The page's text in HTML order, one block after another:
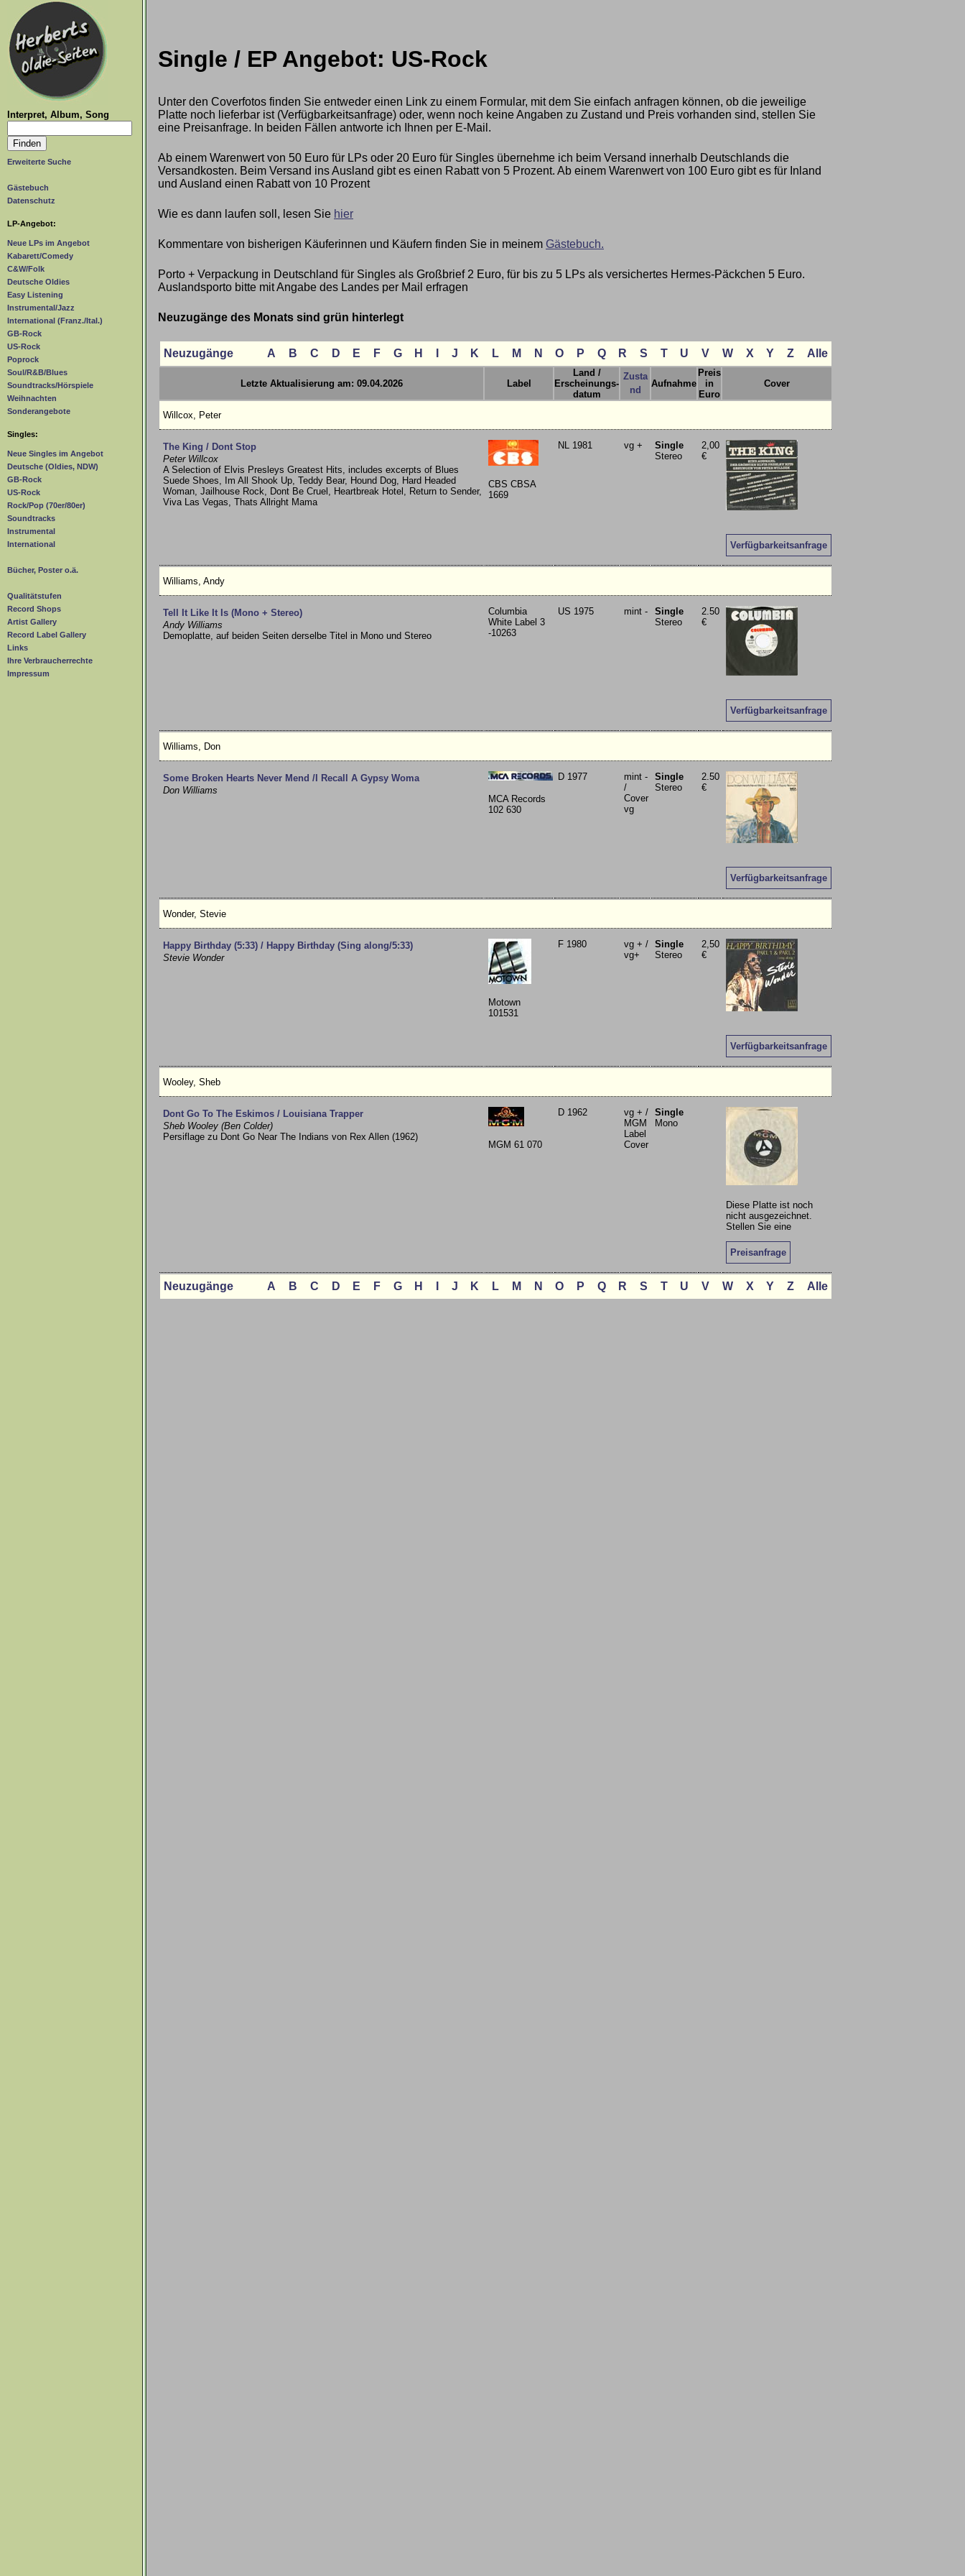
Interpret, Album, Song
Erweiterte Suche
Gästebuch
Datenschutz
LP-Angebot:
Neue LPs im Angebot
Kabarett/Comedy
C&W/Folk
Deutsche Oldies
Easy Listening
Instrumental/Jazz
International (Franz./Ital.)
GB-Rock
US-Rock
Poprock
Soul/R&B/Blues
Soundtracks/Hörspiele
Weihnachten
Sonderangebote
Singles:
Neue Singles im Angebot
Deutsche (Oldies, NDW)
GB-Rock
US-Rock
Rock/Pop (70er/80er)
Soundtracks
Instrumental
International
Bücher, Poster o.ä.
Qualitätstufen
Record Shops
Artist Gallery
Record Label Gallery
Links
Ihre Verbraucherrechte
Impressum
Single / EP Angebot: US-Rock
Unter den Coverfotos finden Sie entweder einen Link zu einem Formular, mit dem Sie einfach anfragen können, ob die jeweilige
Platte noch lieferbar ist (Verfügbarkeitsanfrage) oder, wenn noch keine Angaben zu Zustand und Preis vorhanden sind, stellen Sie
eine Preisanfrage. In beiden Fällen antworte ich Ihnen per E-Mail.
Ab einem Warenwert von 50 Euro für LPs oder 20 Euro für Singles übernehme ich beim Versand innerhalb Deutschlands die
Versandkosten. Beim Versand ins Ausland gibt es einen Rabatt von 5 Prozent. Ab einem Warenwert von 100 Euro gibt es für Inland
und Ausland einen Rabatt von 10 Prozent
Wie es dann laufen soll, lesen Sie hier
Kommentare von bisherigen Käuferinnen und Käufern finden Sie in meinem Gästebuch.
Porto + Verpackung in Deutschland für Singles als Großbrief 2 Euro, für bis zu 5 LPs als versichertes Hermes-Päckchen 5 Euro.
Auslandsporto bitte mit Angabe des Landes per Mail erfragen
Neuzugänge des Monats sind grün hinterlegt
Neuzugänge A B C D E F G H J K L M N O P Q R S T U V W X Y Z Alle
Letzte Aktualisierung am: 09.04.2026 Label
Land /
Erscheinungs-
datum
Zusta
nd
Aufnahme
Preis
in
Euro
Cover
Willcox, Peter
The King / Dont Stop
Peter Willcox
A Selection of Elvis Presleys Greatest Hits, includes excerpts of Blues
Suede Shoes, Im All Shook Up, Teddy Bear, Hound Dog, Hard Headed
Woman, Jailhouse Rock, Dont Be Cruel, Heartbreak Hotel, Return to Sender,
Viva Las Vegas, Thats Allright Mama
CBS CBSA
1669
NL 1981 vg +
Single
Stereo
2,00
€
Verfügbarkeitsanfrage
Williams, Andy
Tell It Like It Is (Mono + Stereo)
Andy Williams
Demoplatte, auf beiden Seiten derselbe Titel in Mono und Stereo
Columbia
White Label 3
-10263
US 1975 mint -
Single
Stereo
2.50
€
Verfügbarkeitsanfrage
Williams, Don
Some Broken Hearts Never Mend /I Recall A Gypsy Woma
Don Williams
MCA Records
102 630
D 1977
mint -
/
Cover
vg
Single
Stereo
2.50
€
Verfügbarkeitsanfrage
Wonder, Stevie
Happy Birthday (5:33) / Happy Birthday (Sing along/5:33)
Stevie Wonder
Motown
101531
F 1980
vg + /
vg+
Single
Stereo
2,50
€
Verfügbarkeitsanfrage
Wooley, Sheb
Dont Go To The Eskimos / Louisiana Trapper
Sheb Wooley (Ben Colder)
Persiflage zu Dont Go Near The Indians von Rex Allen (1962)
MGM 61 070
D 1962
vg + /
MGM
Label
Cover
Single
Mono
Diese Platte ist noch
nicht ausgezeichnet.
Stellen Sie eine
Preisanfrage
Neuzugänge A B C D E F G H J K L M N O P Q R S T U V W X Y Z Alle